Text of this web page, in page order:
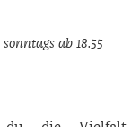
ab 18.55